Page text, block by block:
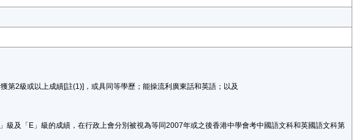
第2級或以上成績[註(1)]，或具同等學歷；能操流利廣東話和英語；以及
及「E」級的成績，在行政上會分別被視為等同2007年或之後香港中學會考中國語文科和英國語文科第